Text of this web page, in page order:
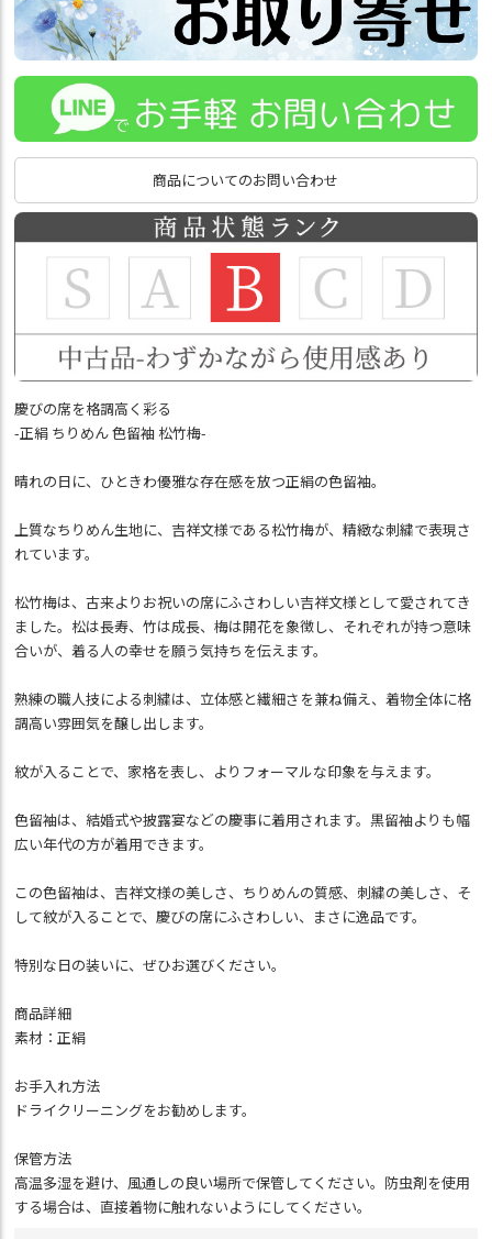
商品についてのお問い合わせ
慶びの席を格調高く彩る
-正絹 ちりめん 色留袖 松竹梅-
晴れの日に、ひときわ優雅な存在感を放つ正絹の色留袖。
上質なちりめん生地に、吉祥文様である松竹梅が、精緻な刺繍で表現さ
れています。
松竹梅は、古来よりお祝いの席にふさわしい吉祥文様として愛されてき
ました。松は長寿、竹は成長、梅は開花を象徴し、それぞれが持つ意味
合いが、着る人の幸せを願う気持ちを伝えます。
熟練の職人技による刺繍は、立体感と繊細さを兼ね備え、着物全体に格
調高い雰囲気を醸し出します。
紋が入ることで、家格を表し、よりフォーマルな印象を与えます。
色留袖は、結婚式や披露宴などの慶事に着用されます。黒留袖よりも幅
広い年代の方が着用できます。
この色留袖は、吉祥文様の美しさ、ちりめんの質感、刺繍の美しさ、そ
して紋が入ることで、慶びの席にふさわしい、まさに逸品です。
特別な日の装いに、ぜひお選びください。
商品詳細
素材：正絹
お手入れ方法
ドライクリーニングをお勧めします。
保管方法
高温多湿を避け、風通しの良い場所で保管してください。防虫剤を使用
する場合は、直接着物に触れないようにしてください。